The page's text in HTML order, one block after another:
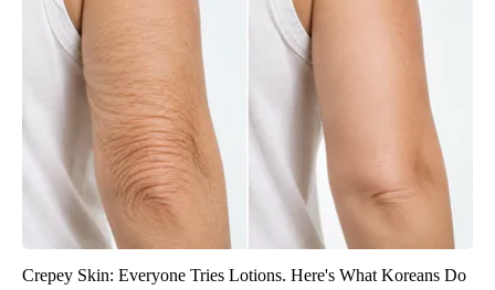
Crepey Skin: Everyone Tries Lotions. Here's What Koreans Do